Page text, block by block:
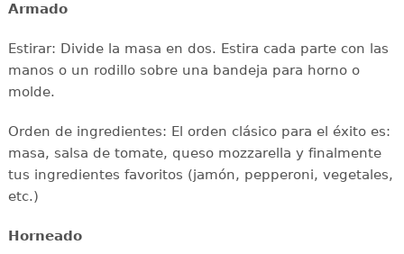
Armado
Estirar: Divide la masa en dos. Estira cada parte con las
manos o un rodillo sobre una bandeja para horno o
molde.
Orden de ingredientes: El orden clásico para el éxito es:
masa, salsa de tomate, queso mozzarella y finalmente
tus ingredientes favoritos (jamón, pepperoni, vegetales,
etc.)
Horneado